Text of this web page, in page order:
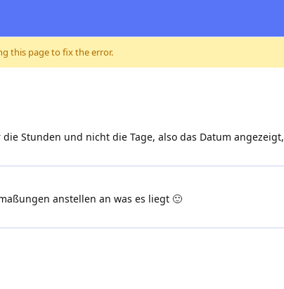
this page to fix the error.
Stunden und nicht die Tage, also das Datum angezeigt,
anstellen an was es liegt 🙂